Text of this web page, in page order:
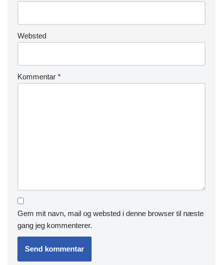
Websted
Kommentar *
Gem mit navn, mail og websted i denne browser til næste
gang jeg kommenterer.